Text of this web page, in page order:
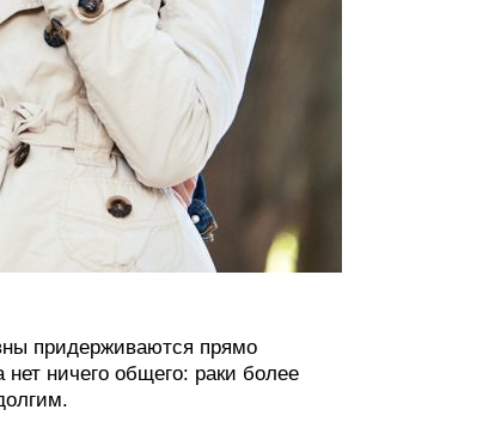
придерживаются прямо
ничего общего: раки более